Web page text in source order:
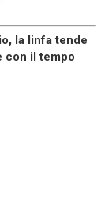
la linfa tende
con il tempo